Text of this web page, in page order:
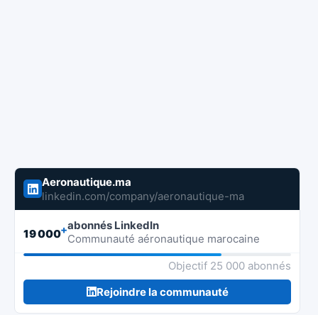
Aeronautique.ma
linkedin.com/company/aeronautique-ma
19 000+abonnés LinkedIn
Communauté aéronautique marocaine
Objectif 25 000 abonnés
Rejoindre la communauté